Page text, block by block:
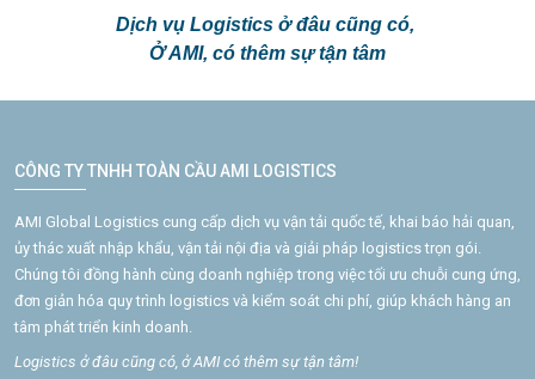
Dịch vụ Logistics ở đâu cũng có,
Ở AMI, có thêm sự tận tâm
CÔNG TY TNHH TOÀN CẦU AMI LOGISTICS
AMI Global Logistics cung cấp dịch vụ vận tải quốc tế, khai báo hải quan,
ủy thác xuất nhập khẩu, vận tải nội địa và giải pháp logistics trọn gói.
Chúng tôi đồng hành cùng doanh nghiệp trong việc tối ưu chuỗi cung ứng,
đơn giản hóa quy trình logistics và kiểm soát chi phí, giúp khách hàng an
tâm phát triển kinh doanh.
Logistics ở đâu cũng có, ở AMI có thêm sự tận tâm!